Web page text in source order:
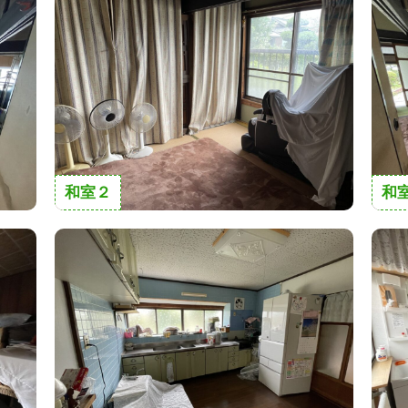
和室２ 和